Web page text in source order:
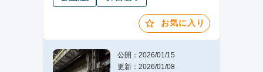
お気に入り
公開：2026/01/15
更新：2026/01/08